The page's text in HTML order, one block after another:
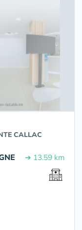
CALLAC
➔ 13.59 km